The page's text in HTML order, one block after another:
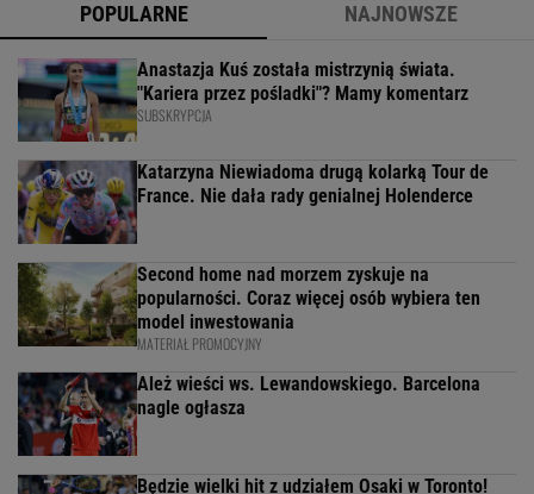
POPULARNE NAJNOWSZE
Anastazja Kuś została mistrzynią świata.
"Kariera przez pośladki"? Mamy komentarz
SUBSKRYPCJA
Katarzyna Niewiadoma drugą kolarką Tour de
France. Nie dała rady genialnej Holenderce
Second home nad morzem zyskuje na
popularności. Coraz więcej osób wybiera ten
model inwestowania
MATERIAŁ PROMOCYJNY
Ależ wieści ws. Lewandowskiego. Barcelona
nagle ogłasza
Będzie wielki hit z udziałem Osaki w Toronto!